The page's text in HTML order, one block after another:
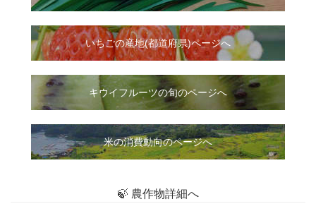
いちごの産地(都道府県)ページへ
キウイフルーツの旬のページへ
米の消費動向のページへ
🍃 農作物詳細へ